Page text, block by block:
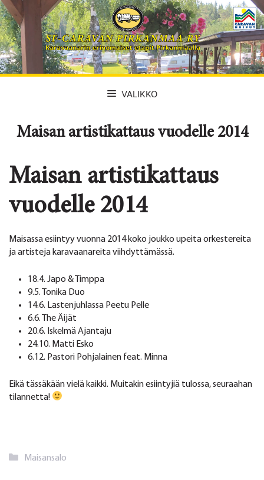
Siirry
sisältöön
VALIKKO
Maisan artistikattaus vuodelle 2014
Maisan artistikattaus
vuodelle 2014
Maisassa esiintyy vuonna 2014 koko joukko upeita orkestereita
ja artisteja karavaanareita viihdyttämässä.
18.4. Japo & Timppa
9.5. Tonika Duo
14.6. Lastenjuhlassa Peetu Pelle
6.6. The Äijät
20.6. Iskelmä Ajantaju
24.10. Matti Esko
6.12. Pastori Pohjalainen feat. Minna
Eikä tässäkään vielä kaikki. Muitakin esiintyjiä tulossa, seuraahan
tilannetta!
Kategoriat
Maisansalo